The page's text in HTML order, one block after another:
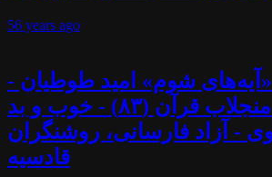
56 years ago
«آیه‌های شوم» امید طوطیان -
تلاوت آیاتی از منجلاب قرآن (۸۳) - خوب و بد
- آزاد فارسانی، روشنگران
قادسیه